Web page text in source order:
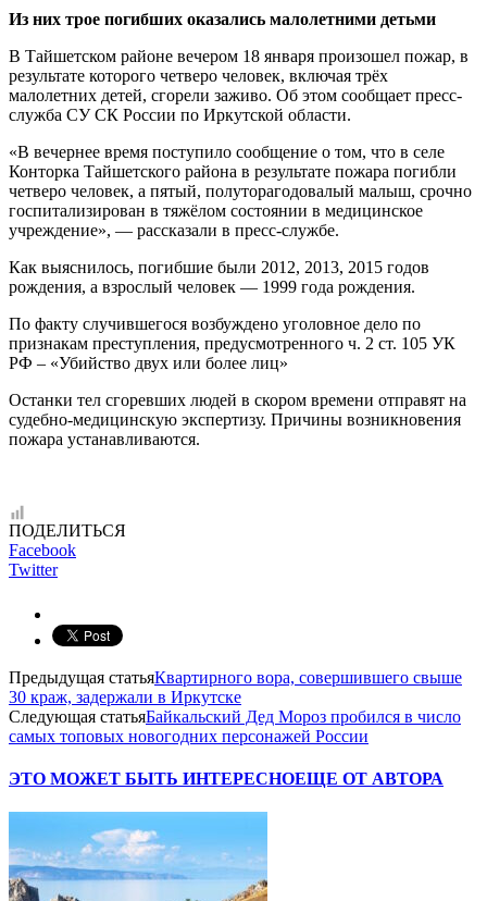
Из них трое погибших оказались малолетними детьми
В Тайшетском районе вечером 18 января произошел пожар, в
результате которого четверо человек, включая трёх
малолетних детей, сгорели заживо. Об этом сообщает пресс-
служба СУ СК России по Иркутской области.
«В вечернее время поступило сообщение о том, что в селе
Конторка Тайшетского района в результате пожара погибли
четверо человек, а пятый, полуторагодовалый малыш, срочно
госпитализирован в тяжёлом состоянии в медицинское
учреждение», — рассказали в пресс-службе.
Как выяснилось, погибшие были 2012, 2013, 2015 годов
рождения, а взрослый человек — 1999 года рождения.
По факту случившегося возбуждено уголовное дело по
признакам преступления, предусмотренного ч. 2 ст. 105 УК
РФ – «Убийство двух или более лиц»
Останки тел сгоревших людей в скором времени отправят на
судебно-медицинскую экспертизу. Причины возникновения
пожара устанавливаются.
ПОДЕЛИТЬСЯ
Facebook
Twitter
Предыдущая статьяКвартирного вора, совершившего свыше
30 краж, задержали в Иркутске
Следующая статьяБайкальский Дед Мороз пробился в число
самых топовых новогодних персонажей России
ЭТО МОЖЕТ БЫТЬ ИНТЕРЕСНОЕЩЕ ОТ АВТОРА